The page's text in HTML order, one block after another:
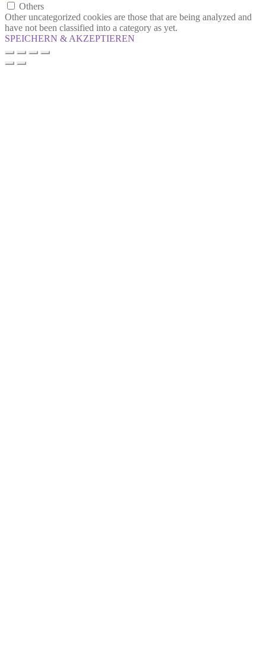
Others
Other uncategorized cookies are those that are being analyzed and
have not been classified into a category as yet.
SPEICHERN & AKZEPTIEREN